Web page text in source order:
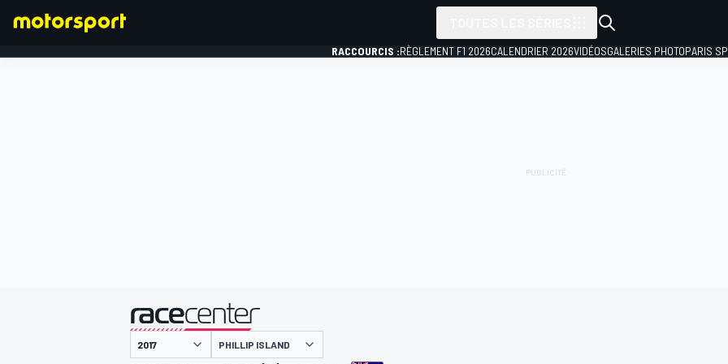
RACCOURCIS :RÈGLEMENT F1 2026CALENDRIER 2026VIDÉOSGALERIES PHOTOPARIS
présenté par
PHILLIP ISLAND